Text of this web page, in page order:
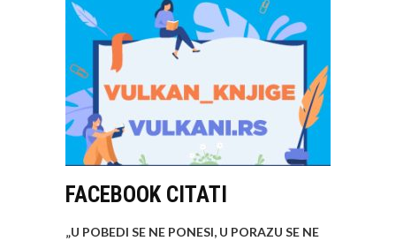
FACEBOOK CITATI
„U POBEDI SE NE PONESI, U PORAZU SE NE